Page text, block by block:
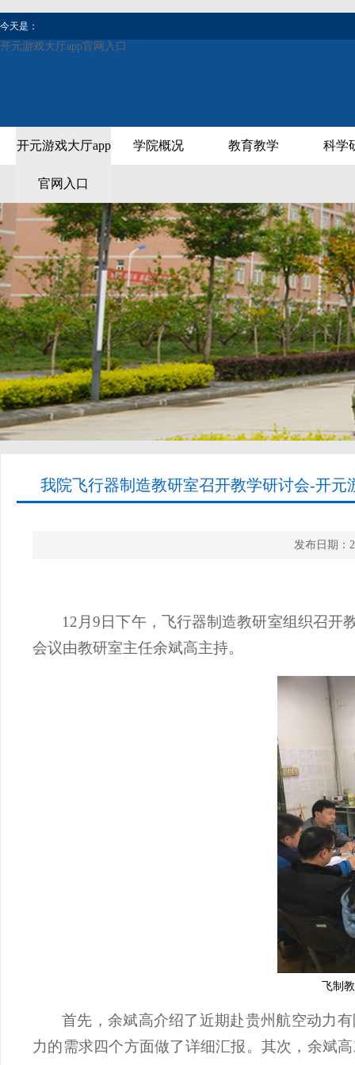
今天是：
开元游戏大厅app官网入口
开元游戏大厅app
官网入口
学院概况 教育教学 科学
我院飞行器制造教研室召开教学研讨会-开元
发布日期
12月9日下午， 飞行器制造教研室组织召开
会议由教研室主任余斌高主持。
飞制教研
首先，余斌高介绍了近期赴贵州航空动力
力的需求四个方面做了详细汇报。其次， 余斌